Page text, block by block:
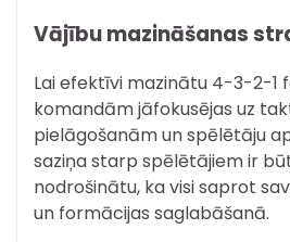
Vājību mazināšanas
Lai efektīvi mazinātu 4-3-2-1
komandām jāfokusējas uz
pielāgošanām un spēlētāju
saziņa starp spēlētājiem ir
nodrošinātu, ka visi saprot
un formācijas saglabāšanā.